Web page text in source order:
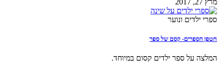
ספרי ילדים ונוער
חטפן הספרים- קסם של ספר
המלצה על ספר ילדים קסום במיוחד.